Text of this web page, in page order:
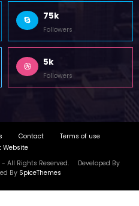
75k
Followers
5k
Followers
Contact
Website
All Rights Reserved. Developed By